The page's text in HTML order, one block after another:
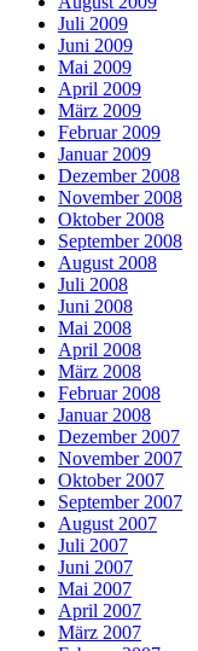
Juli 2009
Juni 2009
Mai 2009
April 2009
März 2009
Februar 2009
Januar 2009
Dezember 2008
November 2008
Oktober 2008
September 2008
August 2008
Juli 2008
Juni 2008
Mai 2008
April 2008
März 2008
Februar 2008
Januar 2008
Dezember 2007
November 2007
Oktober 2007
September 2007
August 2007
Juli 2007
Juni 2007
Mai 2007
April 2007
März 2007